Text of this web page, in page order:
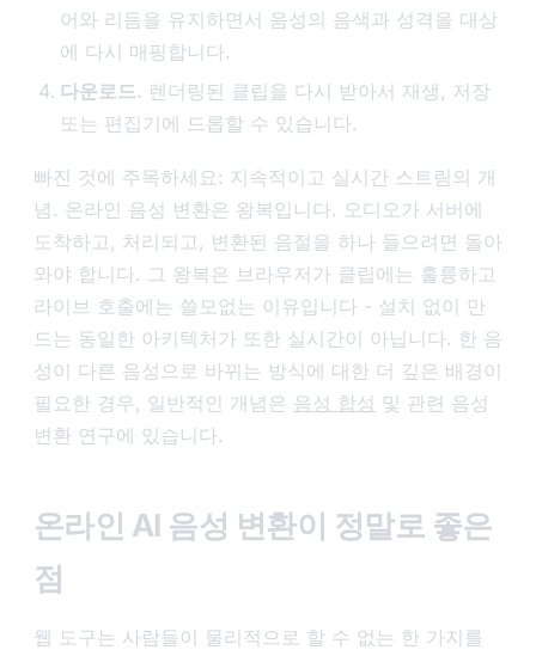
어와 리듬을 유지하면서 음성의 음색과 성격을 대상
에 다시 매핑합니다.
다운로드. 렌더링된 클립을 다시 받아서 재생, 저장
또는 편집기에 드롭할 수 있습니다.
빠진 것에 주목하세요: 지속적이고 실시간 스트림의 개
념. 온라인 음성 변환은 왕복입니다. 오디오가 서버에
도착하고, 처리되고, 변환된 음절을 하나 들으려면 돌아
와야 합니다. 그 왕복은 브라우저가 클립에는 훌륭하고
라이브 호출에는 쓸모없는 이유입니다 - 설치 없이 만
드는 동일한 아키텍처가 또한 실시간이 아닙니다. 한 음
성이 다른 음성으로 바뀌는 방식에 대한 더 깊은 배경이
필요한 경우, 일반적인 개념은 음성 합성 및 관련 음성
변환 연구에 있습니다.
온라인 AI 음성 변환이 정말로 좋은
점
웹 도구는 사람들이 물리적으로 할 수 없는 한 가지를